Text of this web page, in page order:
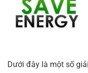
Dưới đây là một số